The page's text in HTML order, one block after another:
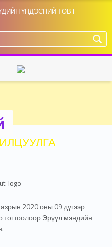
ҮНДЭСНИЙ ТӨВ II
2020 оны 09 дүгээр
Эрүүл мэндийн